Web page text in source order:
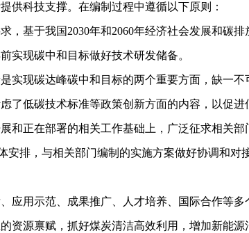
供科技支撑。在编制过程中遵循以下原则：
于我国2030年和2060年经济社会发展和碳排
实现碳中和目标做好技术研发储备。
现碳达峰碳中和目标的两个重要方面，缺一不
了低碳技术标准等政策创新方面的内容，以促进
正在部署的相关工作基础上，广泛征求相关部
排，与相关部门编制的实施方案做好协调和对接
用示范、成果推广、人才培养、国际合作等多
源禀赋，抓好煤炭清洁高效利用，增加新能源